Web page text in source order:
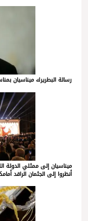
رسالة البطريرك ميناسيان
ميناسيان إلى ممثلي الدولة
أنظروا إلى الجثمان الراقد